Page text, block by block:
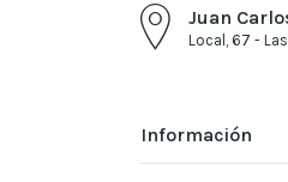
Juan
Local, 67 -
Información